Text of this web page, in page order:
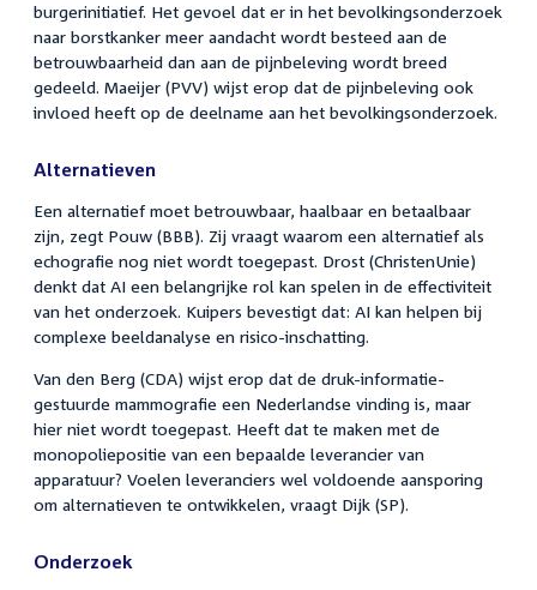
burgerinitiatief. Het gevoel dat er in het bevolkingsonderzoek
naar borstkanker meer aandacht wordt besteed aan de
betrouwbaarheid dan aan de pijnbeleving wordt breed
gedeeld. Maeijer (PVV) wijst erop dat de pijnbeleving ook
invloed heeft op de deelname aan het bevolkingsonderzoek.
Alternatieven
Een alternatief moet betrouwbaar, haalbaar en betaalbaar
zijn, zegt Pouw (BBB). Zij vraagt waarom een alternatief als
echografie nog niet wordt toegepast. Drost (ChristenUnie)
denkt dat AI een belangrijke rol kan spelen in de effectiviteit
van het onderzoek. Kuipers bevestigt dat: AI kan helpen bij
complexe beeldanalyse en risico-inschatting.
Van den Berg (CDA) wijst erop dat de druk-informatie-
gestuurde mammografie een Nederlandse vinding is, maar
hier niet wordt toegepast. Heeft dat te maken met de
monopoliepositie van een bepaalde leverancier van
apparatuur? Voelen leveranciers wel voldoende aansporing
om alternatieven te ontwikkelen, vraagt Dijk (SP).
Onderzoek